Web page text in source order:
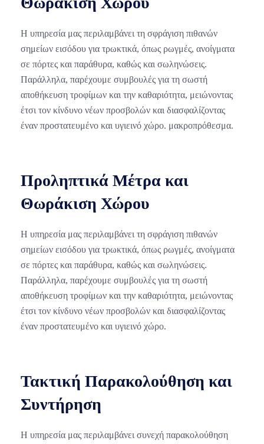
Η υπηρεσία μας περιλαμβάνει τη σφράγιση πιθανών
σημείων εισόδου για τρωκτικά, όπως ρωγμές, ανοίγματα
σε πόρτες και παράθυρα, καθώς και σωληνώσεις.
Παράλληλα, παρέχουμε συμβουλές για τη σωστή
αποθήκευση τροφίμων και την καθαριότητα, μειώνοντας
έτσι τον κίνδυνο νέων προσβολών και διασφαλίζοντας
έναν προστατευμένο και υγιεινό χώρο. μακροπρόθεσμα.
Προληπτικά Μέτρα και
Θωράκιση Χώρου
Η υπηρεσία μας περιλαμβάνει τη σφράγιση πιθανών
σημείων εισόδου για τρωκτικά, όπως ρωγμές, ανοίγματα
σε πόρτες και παράθυρα, καθώς και σωληνώσεις.
Παράλληλα, παρέχουμε συμβουλές για τη σωστή
αποθήκευση τροφίμων και την καθαριότητα, μειώνοντας
έτσι τον κίνδυνο νέων προσβολών και διασφαλίζοντας
έναν προστατευμένο και υγιεινό χώρο.
Τακτική Παρακολούθηση και
Συντήρηση
Η υπηρεσία μας περιλαμβάνει συνεχή παρακολούθηση